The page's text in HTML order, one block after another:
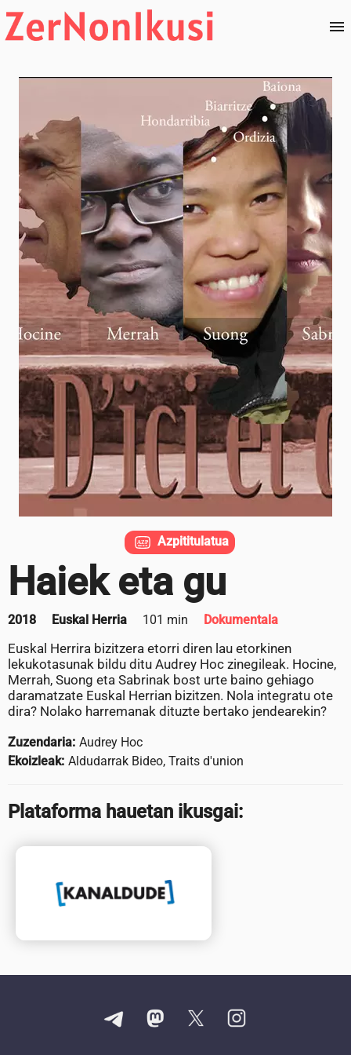
Haiek eta gu
2018 Euskal Herria 101 min Dokumentala
Euskal Herrira bizitzera etorri diren lau etorkinen
lekukotasunak bildu ditu Audrey Hoc zinegileak. Hocine,
Merrah, Suong eta Sabrinak bost urte baino gehiago
daramatzate Euskal Herrian bizitzen. Nola integratu ote
dira? Nolako harremanak dituzte bertako jendearekin?
Zuzendaria: Audrey Hoc
Ekoizleak: Aldudarrak Bideo, Traits d'union
Plataforma hauetan ikusgai:
Azpititulatua